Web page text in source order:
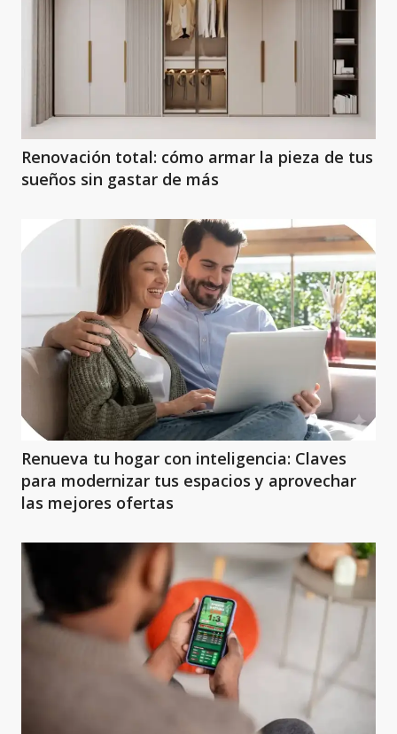
Renovación total: cómo armar la pieza de tus
sueños sin gastar de más
Renueva tu hogar con inteligencia: Claves
para modernizar tus espacios y aprovechar
las mejores ofertas